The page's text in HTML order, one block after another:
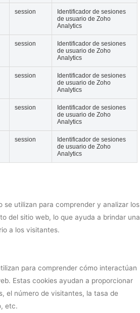
session
Identificador de sesiones
de usuario de Zoho
Analytics
session
Identificador de sesiones
de usuario de Zoho
Analytics
session
Identificador de sesiones
de usuario de Zoho
Analytics
session
Identificador de sesiones
de usuario de Zoho
Analytics
session
Identificador de sesiones
de usuario de Zoho
Analytics
se utilizan para comprender y analizar los
del sitio web, lo que ayuda a brindar una
a los visitantes.
para comprender cómo interactúan
Estas cookies ayudan a proporcionar
el número de visitantes, la tasa de
etc.